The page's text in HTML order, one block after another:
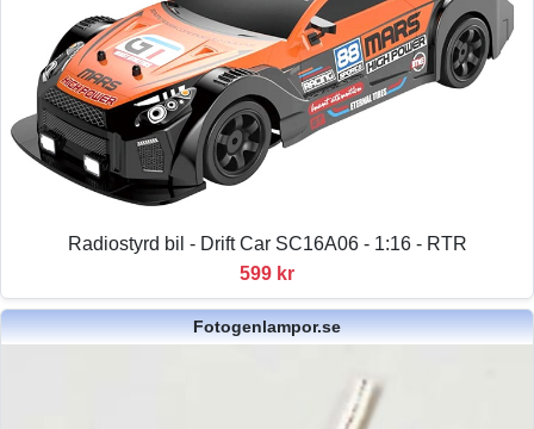
Radiostyrd bil - Drift Car SC16A06 - 1:16 - RTR
599 kr
Fotogenlampor.se